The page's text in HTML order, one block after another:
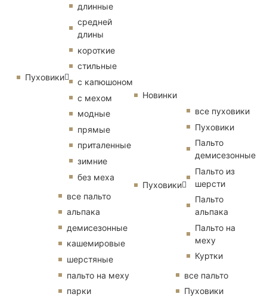
Пуховики
длинные
средней
длины
короткие
стильные
с капюшоном
с мехом
модные
прямые
приталенные
зимние
без меха
все пальто
альпака
демисезонные
кашемировые
шерстяные
пальто на меху
парки
Новинки
Пуховики
все пуховики
Пуховики
Пальто
демисезонные
Пальто из
шерсти
Пальто
альпака
Пальто на
меху
Куртки
все пальто
Пуховики